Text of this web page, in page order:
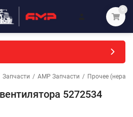
0
Запчасти / АМР Запчасти / Прочее
5272534